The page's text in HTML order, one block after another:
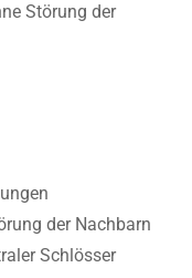
Störung der
der Nachbarn
Schlösser